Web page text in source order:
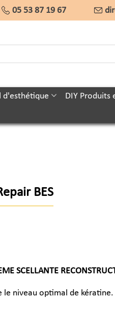
05 53 87 19 67
d'esthétique DIY Produits
BES
SCELLANTE
le niveau optimal de kératine.